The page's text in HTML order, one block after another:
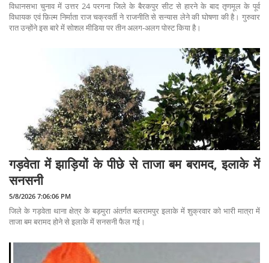
विधानसभा चुनाव में उत्तर 24 परगना जिले के बैरकपुर सीट से हारने के बाद तृणमूल के पूर्व
विधायक एवं फ़िल्म निर्माता राज चक्रवर्ती ने राजनीति से सन्यास लेने की घोषणा की है। गुरुवार
रात उन्होंने इस बारे में सोशल मीडिया पर तीन अलग-अलग पोस्ट किया है।
गड़वेता में झाड़ियों के पीछे से ताजा बम बरामद, इलाके में
सनसनी
5/8/2026 7:06:06 PM
जिले के गड़वेता थाना क्षेत्र के बड़मुरा अंतर्गत बलरामपुर इलाके में शुक्रवार को भारी मात्रा में
ताजा बम बरामद होने से इलाके में सनसनी फैल गई।